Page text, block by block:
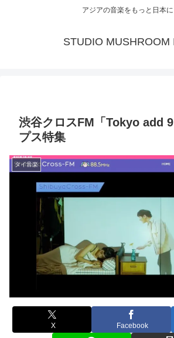
アジアの音楽をもっと日本に
STUDIO MUSHROOM
渋谷クロスFM「Tokyo add
プス特集
タイ音楽
X Facebook